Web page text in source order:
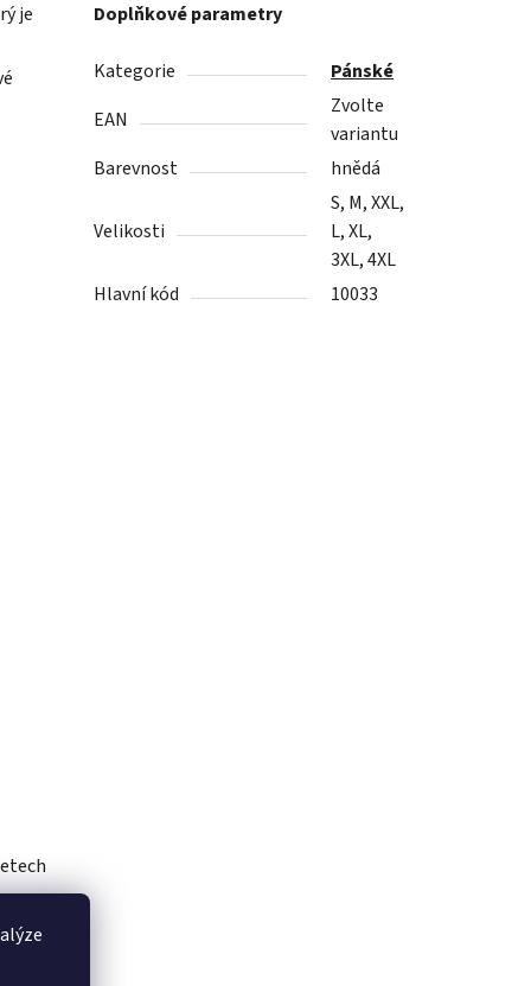
je
Doplňkové parametry
Kategorie
Pánské
EAN
Zvolte
variantu
Barevnost
hnědá
Velikosti
S, M, XXL,
L, XL,
3XL, 4XL
Hlavní kód
10033